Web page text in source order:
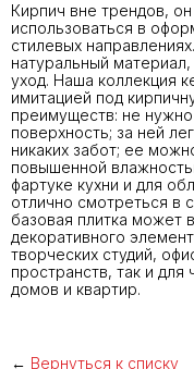
Кирпич вне трендов,
использоваться в
стилевых
натуральный
уход. Наша коллекция
имитацией под
преимуществ: не нужно
поверхность; за ней
никаких забот; ее
повышенной
фартуке кухни и для
отлично смотреться в
базовая плитка может
декоративного
творческих студий,
пространств, так и
домов и квартир.
← Вернуться к списку